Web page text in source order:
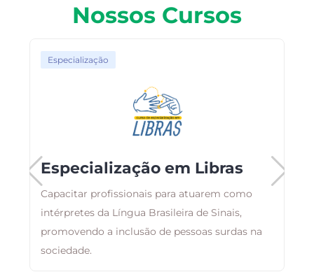
Nossos Cursos
Especialização
Especialização em Libras
Capacitar profissionais para atuarem como
intérpretes da Língua Brasileira de Sinais,
promovendo a inclusão de pessoas surdas na
sociedade.